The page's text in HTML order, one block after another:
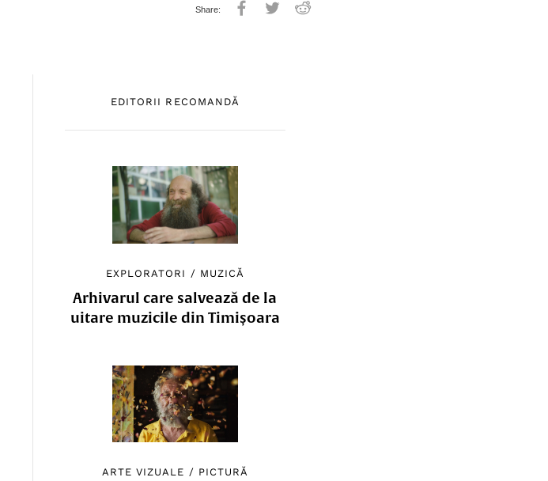
EDITORII RECOMANDĂ
EXPLORATORI / MUZICĂ
Arhivarul care salvează de la
uitare muzicile din Timișoara
ARTE VIZUALE / PICTURĂ